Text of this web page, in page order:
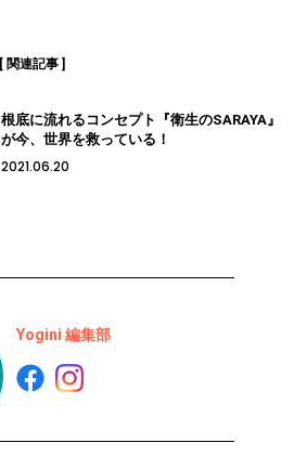
[ 関連記事 ]
根底に流れるコンセプト『衛生のSARAYA』
が今、世界を救っている！
2021.06.20
Yogini 編集部